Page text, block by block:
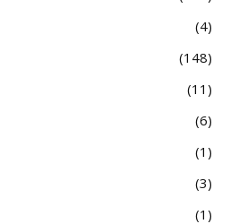
4
148
11
6
1
3
1